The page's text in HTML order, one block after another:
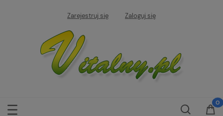
Zarejestruj się Zaloguj się